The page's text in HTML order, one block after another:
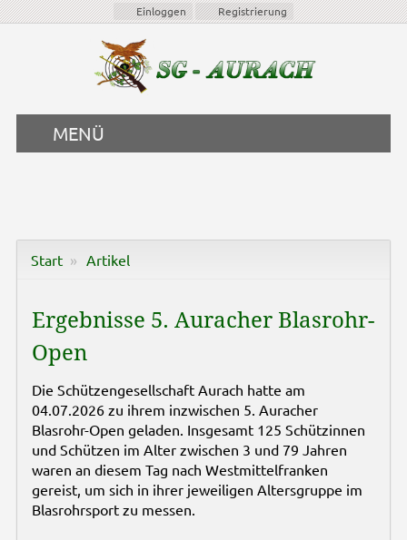
Einloggen Registrierung
MENÜ
Start Artikel
Ergebnisse 5. Auracher Blasrohr-
Open
Die Schützengesellschaft Aurach hatte am
04.07.2026 zu ihrem inzwischen 5. Auracher
Blasrohr-Open geladen. Insgesamt 125 Schützinnen
und Schützen im Alter zwischen 3 und 79 Jahren
waren an diesem Tag nach Westmittelfranken
gereist, um sich in ihrer jeweiligen Altersgruppe im
Blasrohrsport zu messen.